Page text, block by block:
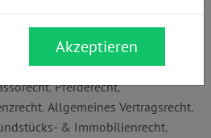
,Familienrecht,
,Pferderecht,
, Allgemeines Vertragsrecht,
& Immobilienrecht,
Akzeptieren